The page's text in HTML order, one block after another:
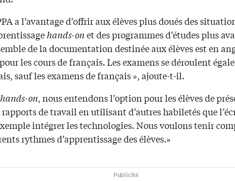
a l’avantage d’offrir aux élèves plus doués des
hands-onet des programmes d’études plus
de la documentation destinée aux élèves est en
les cours de français. Les examens se déroulent
sauf les examens de français », ajoute-t-il.
hands-on, nous entendons l’option pour les élèves de
de travail en utilisant d’autres habiletés que
intégrer les technologies. Nous voulons tenir
rythmes d’apprentissage des élèves.»
Publicité